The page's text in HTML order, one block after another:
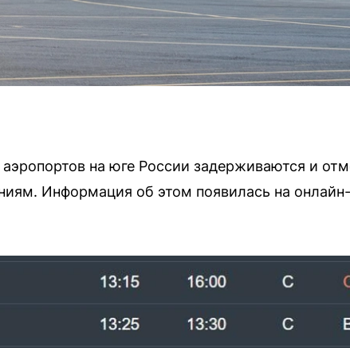
на юге России задерживаются и
Информация об этом появилась на онлайн-